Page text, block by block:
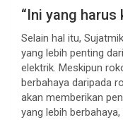
“Ini yang harus
Selain hal itu,
yang lebih penting
elektrik. Meskipun
berbahaya daripada
akan memberikan
yang lebih